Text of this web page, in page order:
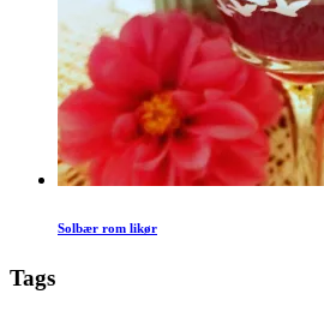
Solbær rom likør
Tags